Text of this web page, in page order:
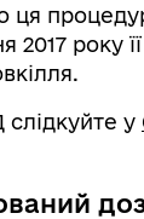
2017 року
у